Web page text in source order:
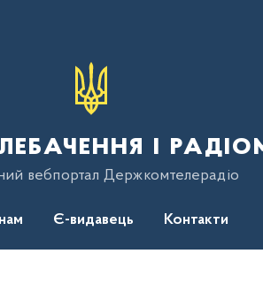
і
вебпортал Держкомтелерадіо
Є-видавець Контакти